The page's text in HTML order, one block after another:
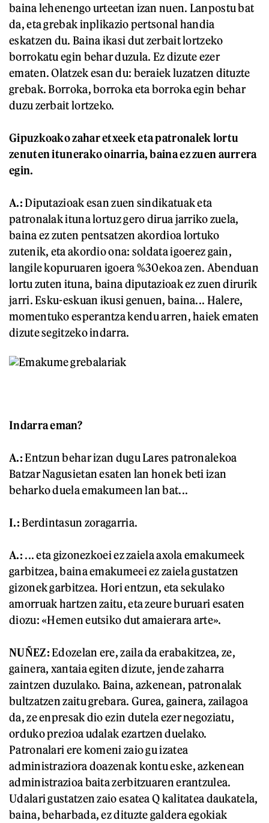
baina lehenengo urteetan izan nuen. Lanpostu bat
da, eta grebak inplikazio pertsonal handia
eskatzen du. Baina ikasi dut zerbait lortzeko
borrokatu egin behar duzula. Ez dizute ezer
ematen. Olatzek esan du: beraiek luzatzen dituzte
grebak. Borroka, borroka eta borroka egin behar
duzu zerbait lortzeko.
Gipuzkoako zahar etxeek eta patronalek lortu
zenuten itunerako oinarria, baina ez zuen aurrera
egin.
A.:Diputazioak esan zuen sindikatuak eta
patronalak ituna lortuz gero dirua jarriko zuela,
baina ez zuten pentsatzen akordioa lortuko
zutenik, eta akordio ona: soldata igoerez gain,
langile kopuruaren igoera %30ekoa zen. Abenduan
lortu zuten ituna, baina diputazioak ez zuen dirurik
jarri. Esku-eskuan ikusi genuen, baina... Halere,
momentuko esperantza kendu arren, haiek ematen
dizute segitzeko indarra.
Indarra eman?
A.:Entzun behar izan dugu Lares patronalekoa
Batzar Nagusietan esaten lan honek beti izan
beharko duela emakumeen lan bat...
I.:Berdintasun zoragarria.
A.: ... eta gizonezkoei ez zaiela axola emakumeek
garbitzea, baina emakumeei ez zaiela gustatzen
gizonek garbitzea. Hori entzun, eta sekulako
amorruak hartzen zaitu, eta zeure buruari esaten
diozu: «Hemen eutsiko dut amaierara arte».
NUÑEZ:Edozelan ere, zaila da erabakitzea, ze,
gainera, xantaia egiten dizute, jende zaharra
zaintzen duzulako. Baina, azkenean, patronalak
bultzatzen zaitu grebara. Gurea, gainera, zailagoa
da, ze enpresak dio ezin dutela ezer negoziatu,
orduko prezioa udalak ezartzen duelako.
Patronalari ere komeni zaio gu izatea
administraziora doazenak kontu eske, azkenean
administrazioa baita zerbitzuaren erantzulea.
Udalari gustatzen zaio esatea Q kalitatea daukatela,
baina, beharbada, ez dituzte galdera egokiak